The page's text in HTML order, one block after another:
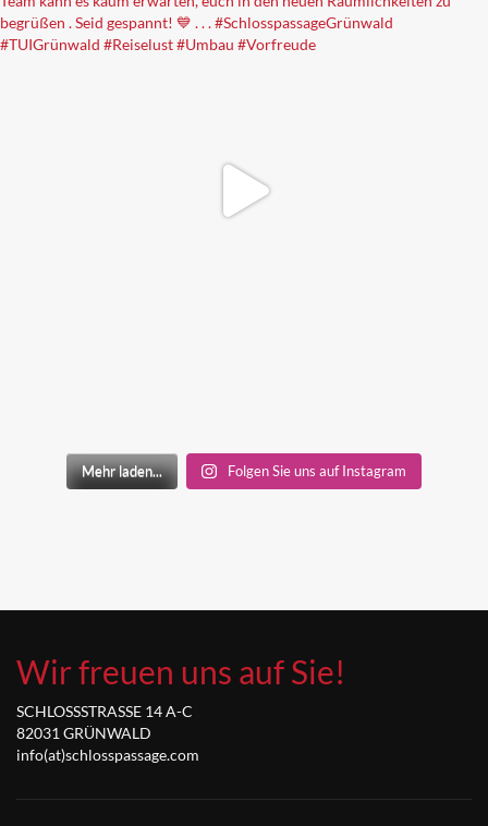
Mehr laden... Folgen Sie uns auf Instagram
Wir freuen uns auf Sie!
SCHLOSSSTRASSE 14 A-C
82031 GRÜNWALD
info(at)schlosspassage.com